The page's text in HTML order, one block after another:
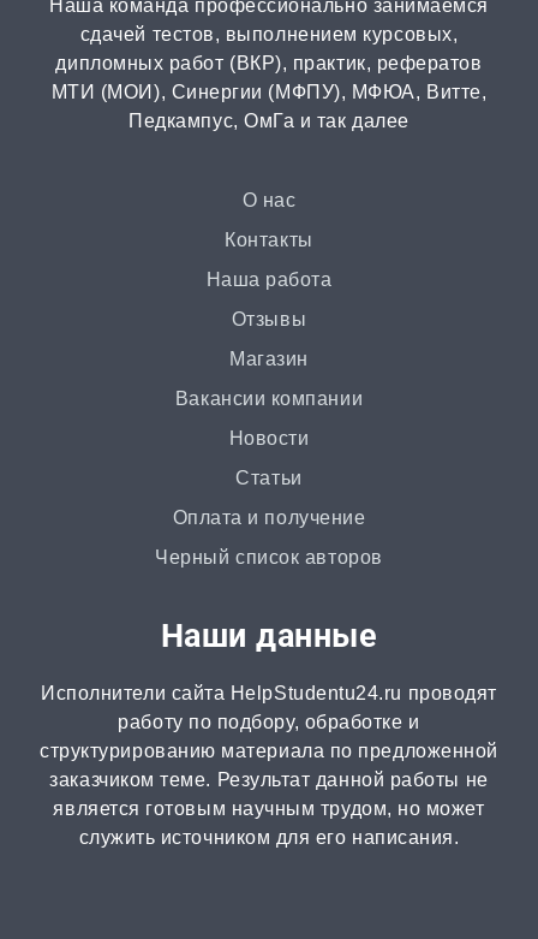
от 15 дней | от 15000 ₽
Бизнес-план
от 3 часов | от 500 ₽
от 3 часов | от 500 ₽
от 2 часов | от 500 ₽
от 3 часов | от 500 ₽
от 2 часов | от 300 ₽
Рецензия
от 2 часов | от 500 ₽
Монография
2 часа | от 1000 ₽
Наша команда профессионально занимаемся
сдачей тестов, выполнением курсовых,
дипломных работ (ВКР), практик, рефератов
МТИ (МОИ), Синергии (МФПУ), МФЮА, Витте,
Педкампус, ОмГа и так далее
О нас
Контакты
Наша работа
Отзывы
Магазин
Вакансии компании
Новости
Статьи
Оплата и получение
Черный список авторов
Наши данные
Исполнители сайта HelpStudentu24.ru проводят
работу по подбору, обработке и
структурированию материала по предложенной
заказчиком теме. Результат данной работы не
является готовым научным трудом, но может
служить источником для его написания.